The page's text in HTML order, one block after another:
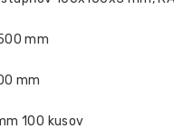
mm
mm
100 kusov